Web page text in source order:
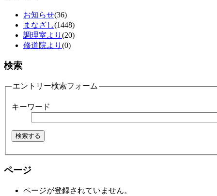
お知らせ(36)
まなざし(1448)
調理室より (20)
修道院より (0)
検索
エントリー検索フォーム
キーワード
ページ
ページが登録されていません。